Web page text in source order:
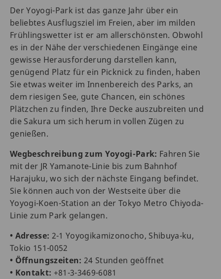
Der Yoyogi-Park ist das ganze Jahr über ein
beliebtes Ausflugsziel im Freien, aber im milden
Frühlingswetter ist er am allerschönsten. Obwohl
es in der Nähe der verschiedenen Eingänge eine
gewisse Herausforderung darstellen kann,
genügend Platz für ein Picknick zu finden, haben
Sie etwas weiter im Innenbereich des Parks, an
dem riesigen See, gute Chancen, ein schönes
Plätzchen zu finden, Ihre Decke auszubreiten und
die Sakura um sich herum in vollen Zügen zu
genießen.
Wegbeschreibung zum Yoyogi-Park: Fahren Sie
mit der JR Yamanote-Linie bis zum Bahnhof
Harajuku, wo sich der nächste Eingang befindet.
Sie können auch von der Westseite über die
Yoyogi-Koen-Station an der Tokyo Metro Chiyoda-
Linie zum Park gelangen.
• Adresse: 2-1 Yoyogikamizonocho, Shibuya-ku,
Tokio 151-0052
• Öffnungszeiten: 24 Stunden geöffnet
• Kontakt: +81-3-3469-6081